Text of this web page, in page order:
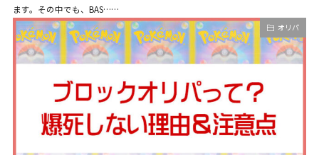
ます。その中でも、BAS……
オリパ